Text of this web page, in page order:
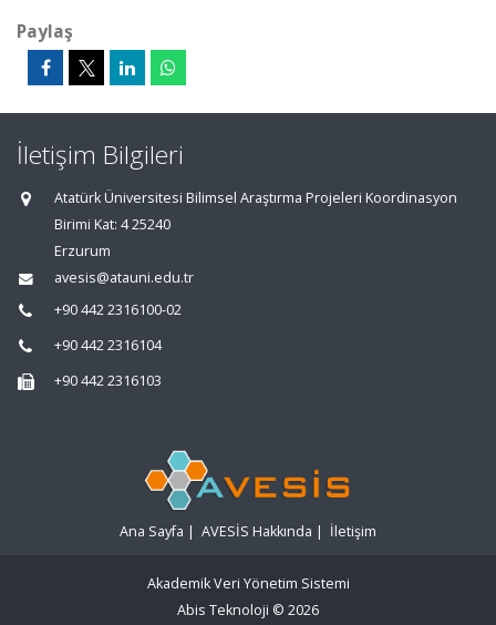
Paylaş
İletişim Bilgileri
Atatürk Üniversitesi Bilimsel Araştırma Projeleri Koordinasyon
Birimi Kat: 4 25240
Erzurum
avesis@atauni.edu.tr
+90 442 2316100-02
+90 442 2316104
+90 442 2316103
Ana Sayfa | AVESİS Hakkında | İletişim
Akademik Veri Yönetim Sistemi
Abis Teknoloji © 2026